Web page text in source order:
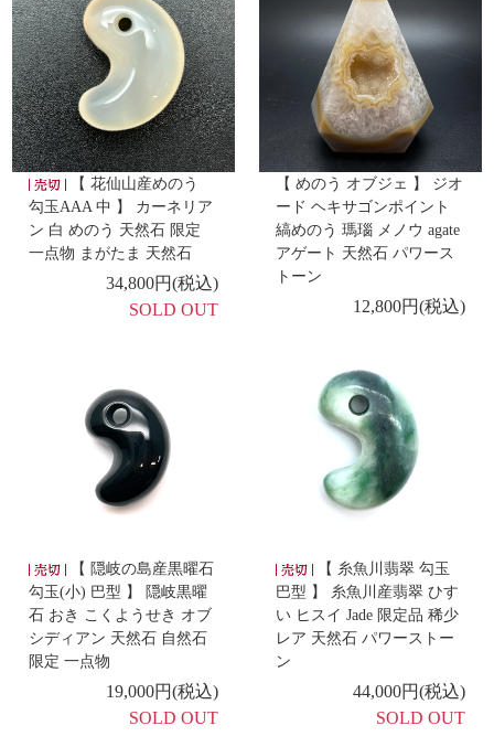
3/24
-新着商品 -
【 よすかの守り玉 ブレスレット 】
3/23
-新着商品 -
【 ボリビア産 アメシストポイント 】
3/23
- 再入荷 -
【 碧玉6mm玉 ピアス K18 】
3/19
-新着商品 -
【 チャロアイト ポイント 】
-新着商品 -
3/17
-新着商品 -
【 レインボーフローライト ワンド 】 【 水晶 ワン
【 花仙山産めのう
勾玉AAA 中 】 カーネリア
ン 白 めのう 天然石 限定
一点物 まがたま 天然石
34,800円(税込)
SOLD OUT
【 めのう オブジェ 】 ジオ
ード ヘキサゴンポイント
縞めのう 瑪瑙 メノウ agate
アゲート 天然石 パワース
トーン
12,800円(税込)
【 隠岐の島産黒曜石
勾玉(小) 巴型 】 隠岐黒曜
石 おき こくようせき オブ
シディアン 天然石 自然石
限定 一点物
19,000円(税込)
SOLD OUT
【 糸魚川翡翠 勾玉
巴型 】 糸魚川産翡翠 ひす
い ヒスイ Jade 限定品 稀少
レア 天然石 パワーストー
ン
44,000円(税込)
SOLD OUT